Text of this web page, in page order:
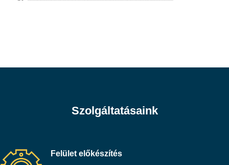
Szolgáltatásaink
Felület előkészítés